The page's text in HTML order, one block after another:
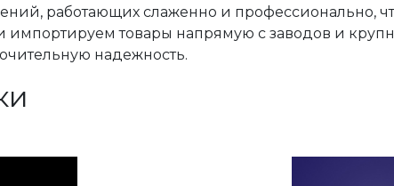
работающих слаженно и профессионально,
импортируем товары напрямую с заводов и
надежность.